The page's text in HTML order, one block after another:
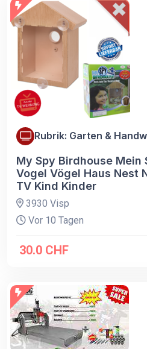
Rubrik: Garten &
My Spy Birdhouse Mein
Vogel Vögel Haus Nest
TV Kind Kinder
3930 Visp
Vor 10 Tagen
30.0 CHF